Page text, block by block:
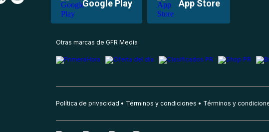
Google Play App Store
Otras marcas de GFR Media
Política de privacidad Términos y condiciones Términos y